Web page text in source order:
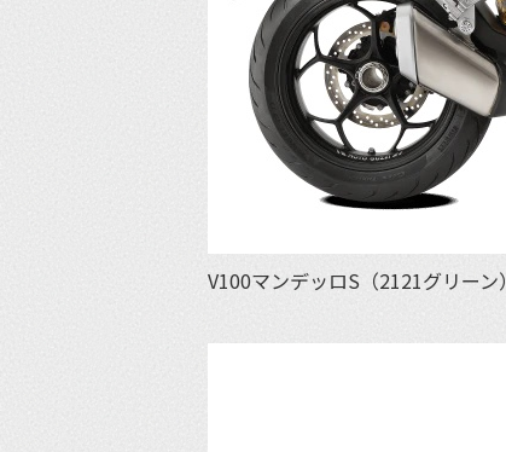
V100マンデッロS（2121グリーン）